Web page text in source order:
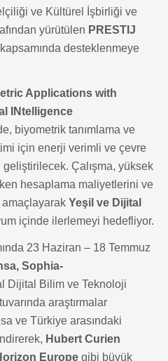
ve Kültürel İşbirliği ve
yürütülen PRESTIJ
kapsamında desteklenmeye
Applications with
INtelligence
biyometrik tanımlama ve
için enerji verimli ve çevre
Çalışma, yüksek
hesaplama maliyetlerini ve
amaçlayarak Yeşil ve Dijital
içinde ilerlemeyi hedefliyor.
23 Haziran – 18 Temmuz
Sophia-
Dijital Bilim ve Teknoloji
araştırmalar
ve Türkiye arasındaki
Hubert Curien
Europe gibi büyük